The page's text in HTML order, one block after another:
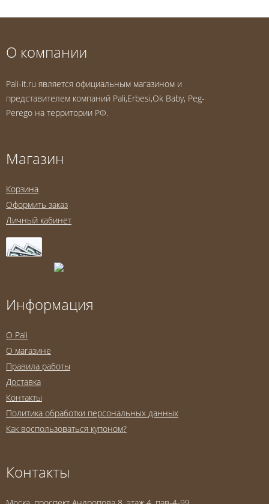
О компании
Pali-it.ru является официальным магазином и
представителем компаний Pali,Erbesi,Ok Baby, Peg-
Perego на территории РФ.
Магазин
Корзина
Оформить заказ
Личный кабинет
Информация
O Pali
О магазине
Правила работы
Доставка
Контакты
Политика обработки персональных данных
Как воспользоваться купоном?
Контакты